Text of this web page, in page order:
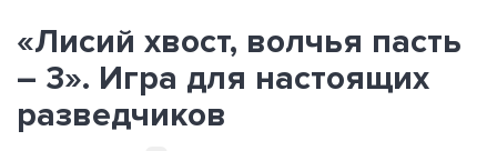
«Лисий хвост, волчья пасть
– 3». Игра для настоящих
разведчиков